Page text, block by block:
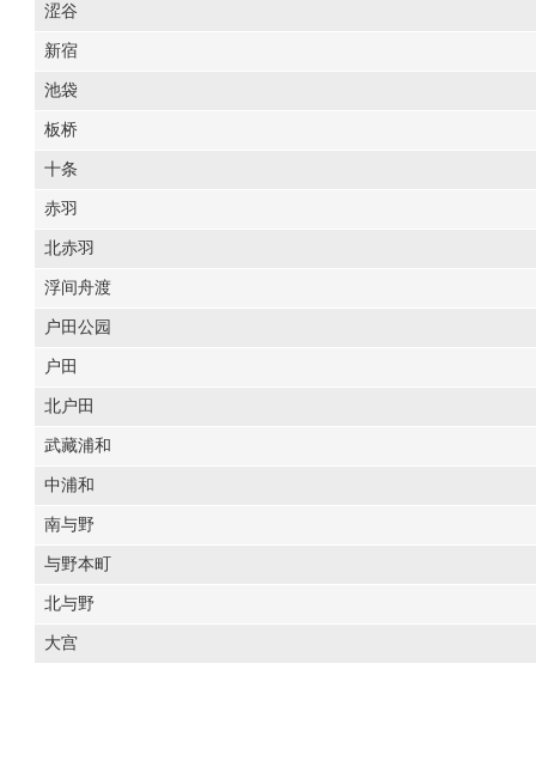
涩谷
新宿
池袋
板桥
十条
赤羽
北赤羽
浮间舟渡
户田公园
户田
北户田
武藏浦和
中浦和
南与野
与野本町
北与野
大宫